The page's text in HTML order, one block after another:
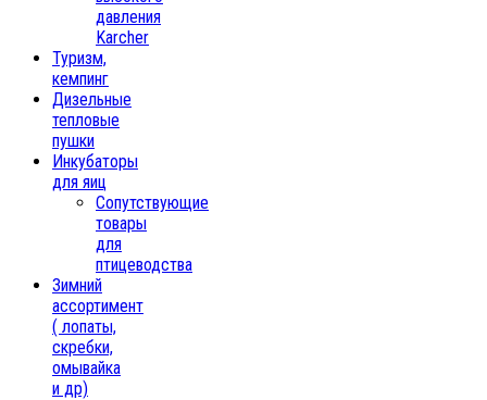
давления
Karcher
Туризм,
кемпинг
Дизельные
тепловые
пушки
Инкубаторы
для яиц
Сопутствующие
товары
для
птицеводства
Зимний
ассортимент
( лопаты,
скребки,
омывайка
и др)